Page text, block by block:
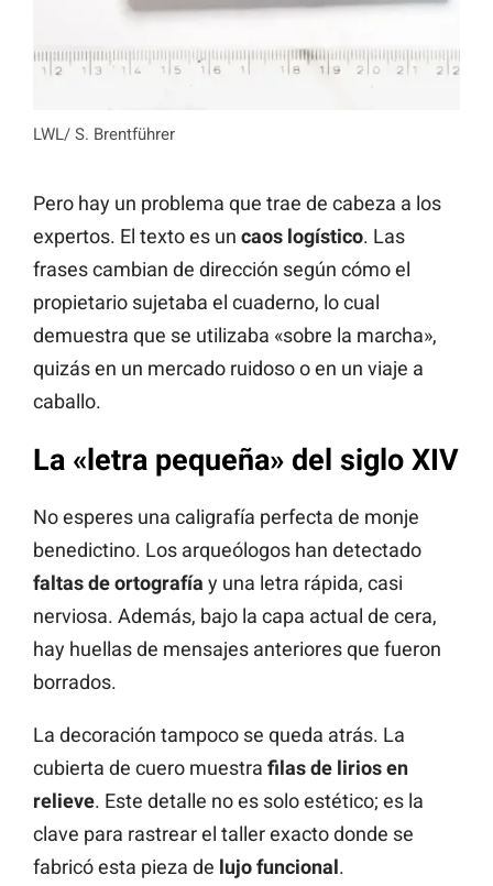
LWL/ S. Brentführer
Pero hay un problema que trae de cabeza a los
expertos. El texto es un caos logístico. Las
frases cambian de dirección según cómo el
propietario sujetaba el cuaderno, lo cual
demuestra que se utilizaba «sobre la marcha»,
quizás en un mercado ruidoso o en un viaje a
caballo.
La «letra pequeña» del siglo XIV
No esperes una caligrafía perfecta de monje
benedictino. Los arqueólogos han detectado
faltas de ortografía y una letra rápida, casi
nerviosa. Además, bajo la capa actual de cera,
hay huellas de mensajes anteriores que fueron
borrados.
La decoración tampoco se queda atrás. La
cubierta de cuero muestra filas de lirios en
relieve. Este detalle no es solo estético; es la
clave para rastrear el taller exacto donde se
fabricó esta pieza de lujo funcional.